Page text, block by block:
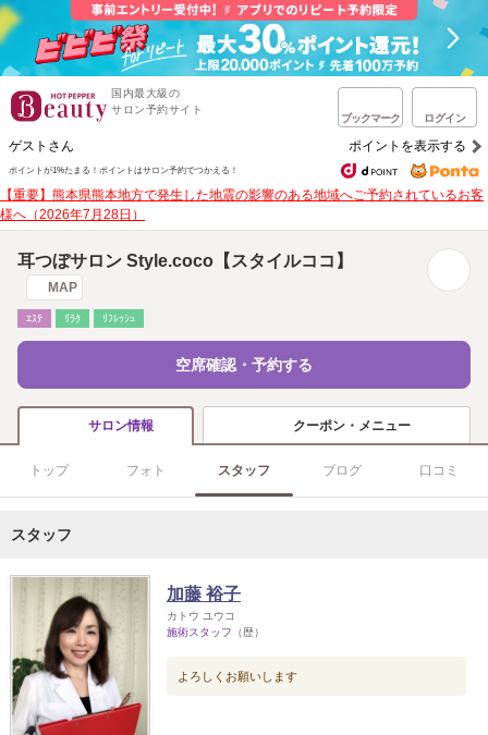
国内最大級の
サロン予約サイト
ブックマーク ログイン
ゲストさん ポイントを表示する
ポイントが1%たまる！ ポイントはサロン予約でつかえる！
【重要】熊本県熊本地方で発生した地震の影響のある地域へご予約されているお客
様へ（2026年7月28日）
耳つぼサロン Style.coco【スタイルココ】
MAP
ｴｽﾃ ﾘﾗｸ ﾘﾌﾚｯｼｭ
空席確認・予約する
サロン情報 クーポン・メニュー
トップ フォト スタッフ ブログ 口コミ
スタッフ
加藤 裕子
カトウ ユウコ
施術スタッフ （歴）
よろしくお願いします